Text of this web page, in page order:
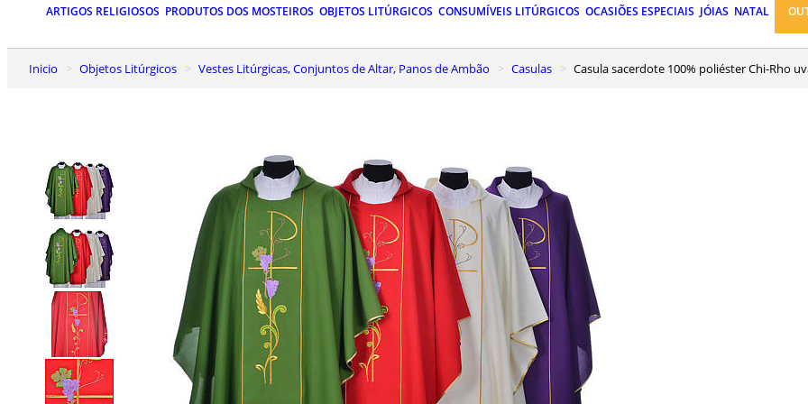
ARTIGOS RELIGIOSOS PRODUTOS DOS MOSTEIROS OBJETOS LITÚRGICOS CONSUMÍVEIS LITÚRGICOS OCASIÕES ESPECIAIS JÓIAS NATAL
Inicio Objetos Litúrgicos Vestes Litúrgicas, Conjuntos de Altar, Panos de Ambão Casulas Casula sacerdote 100% poliéster Chi-Rho